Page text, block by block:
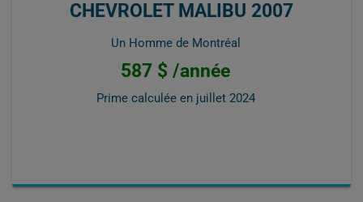
CHEVROLET MALIBU 2007
Un Homme de Montréal
587 $ /année
Prime calculée en juillet 2024